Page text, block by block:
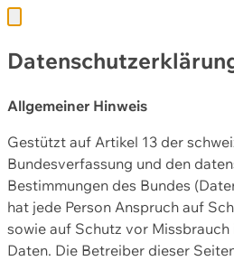
Allgemeiner Hinweis
Gestützt auf Artikel 13 der
Bundesverfassung und den
Bestimmungen des Bundes
hat jede Person Anspruch auf
sowie auf Schutz vor
Daten. Die Betreiber dieser